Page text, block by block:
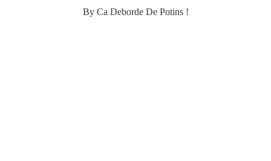
By Ca Deborde De Potins !